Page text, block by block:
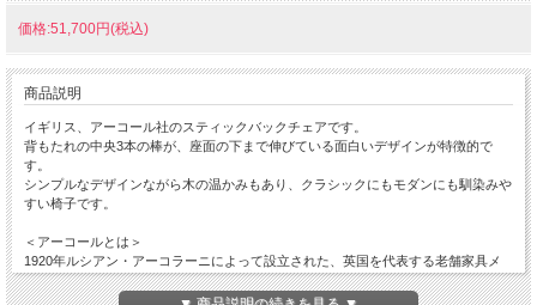
価格:51,700円(税込)
商品説明
イギリス、アーコール社のスティックバックチェアです。
背もたれの中央3本の棒が、座面の下まで伸びている面白いデザインが特徴的で
す。
シンプルなデザインながら木の温かみもあり、クラシックにもモダンにも馴染みや
すい椅子です。
＜アーコールとは＞
1920年ルシアン・アーコラーニによって設立された、英国を代表する老舗家具メ
ーカー。
スチームで木を湾曲させるウィンザーチェアの製造技術を完成させたほか、